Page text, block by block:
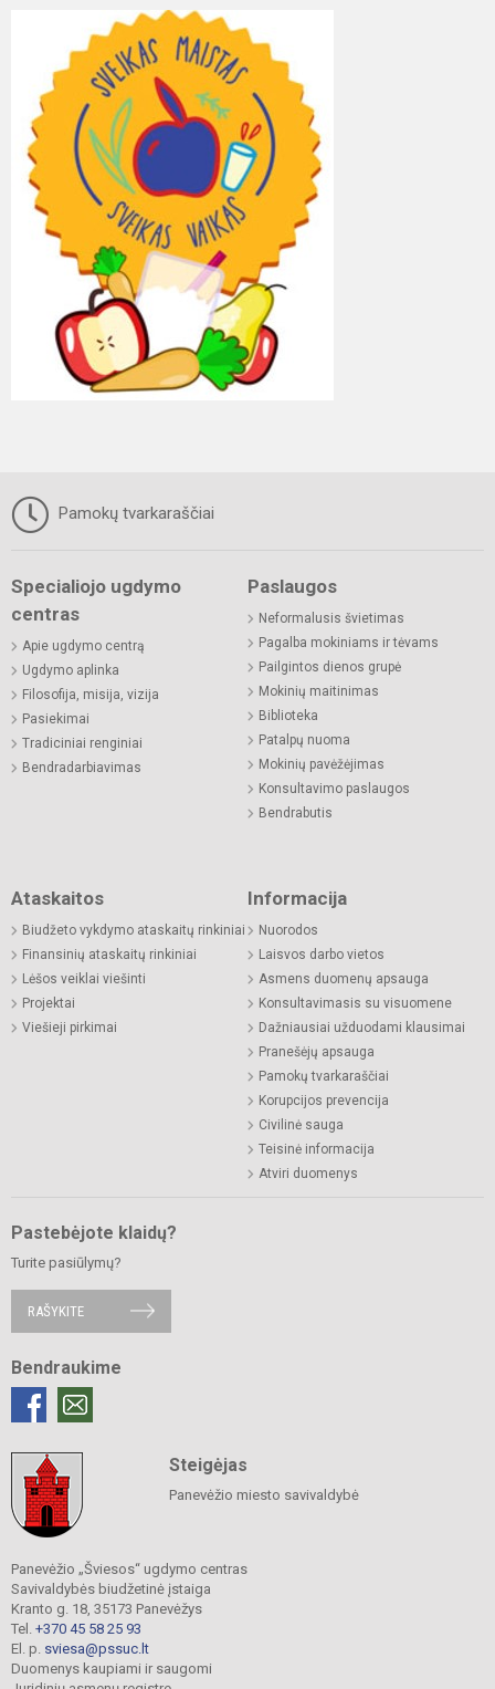
Pamokų tvarkaraščiai
Specialiojo ugdymo
centras
Apie ugdymo centrą
Ugdymo aplinka
Filosofija, misija, vizija
Pasiekimai
Tradiciniai renginiai
Bendradarbiavimas
Paslaugos
Neformalusis švietimas
Pagalba mokiniams ir tėvams
Pailgintos dienos grupė
Mokinių maitinimas
Biblioteka
Patalpų nuoma
Mokinių pavėžėjimas
Konsultavimo paslaugos
Bendrabutis
Ataskaitos
Biudžeto vykdymo ataskaitų rinkiniai
Finansinių ataskaitų rinkiniai
Lėšos veiklai viešinti
Projektai
Viešieji pirkimai
Informacija
Nuorodos
Laisvos darbo vietos
Asmens duomenų apsauga
Konsultavimasis su visuomene
Dažniausiai užduodami klausimai
Pranešėjų apsauga
Pamokų tvarkaraščiai
Korupcijos prevencija
Civilinė sauga
Teisinė informacija
Atviri duomenys
Pastebėjote klaidų?
Turite pasiūlymų?
RAŠYKITE
Bendraukime
Steigėjas
Panevėžio miesto savivaldybė
Panevėžio „Šviesos“ ugdymo centras
Savivaldybės biudžetinė įstaiga
Kranto g. 18, 35173 Panevėžys
Tel. +370 45 58 25 93
El. p. sviesa@pssuc.lt
Duomenys kaupiami ir saugomi